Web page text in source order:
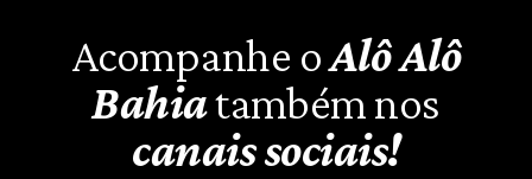
Acompanhe oAlô Alô
Bahiatambém nos
canais sociais!